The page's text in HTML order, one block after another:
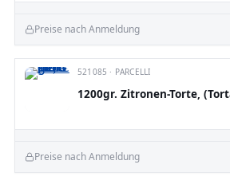
Preise nach Anmeldung
521085 · PARCELLI
1200gr. Zitronen-Torte,
Preise nach Anmeldung